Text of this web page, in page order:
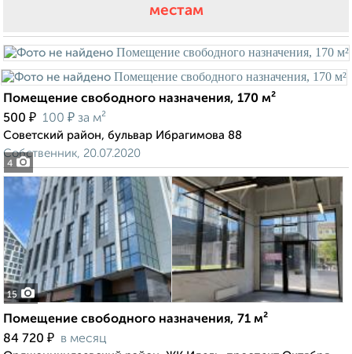
местам
4
Помещение свободного назначения, 170 м²
500 ₽ 100 ₽ за м²
Советский район, бульвар Ибрагимова 88
Собственник, 20.07.2020
15
Помещение свободного назначения, 71 м²
84 720 ₽ в месяц